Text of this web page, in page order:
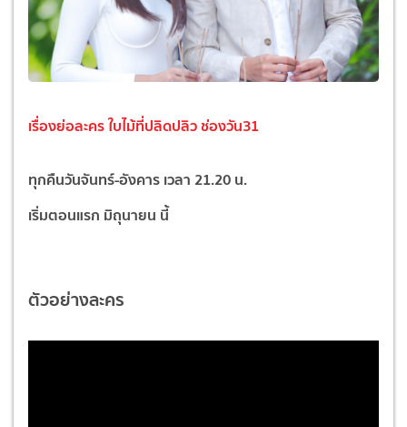
เรื่องย่อละครใบไม้ที่ปลิดปลิว ช่องวัน31
ทุกคืนวันจันทร์-อังคาร เวลา 21.20 น.
เริ่มตอนแรก มิถุนายน นี้
ตัวอย่างละคร